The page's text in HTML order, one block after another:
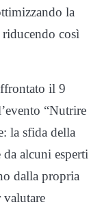
la
così
il 9
“Nutrire
la sfida della
alcuni esperti
dalla propria
valutare